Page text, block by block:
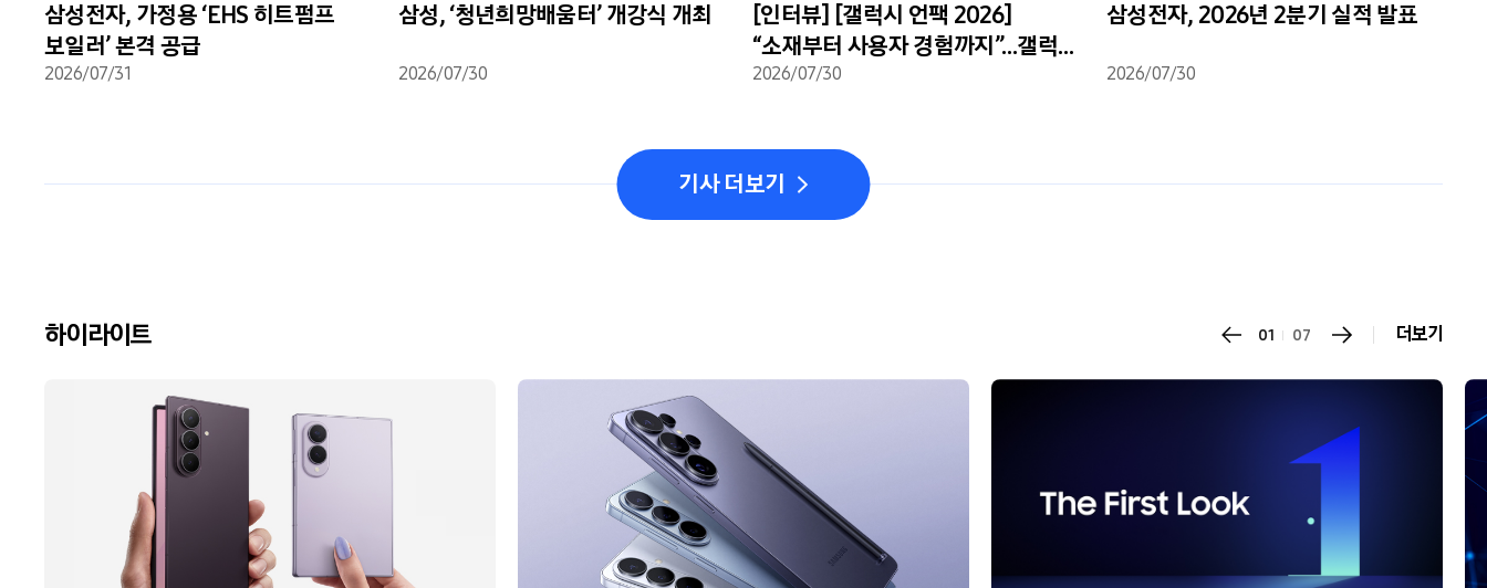
삼성전자, 가정용 ‘EHS 히트펌프
보일러’ 본격 공급
2026/07/31
삼성, ‘청년희망배움터’ 개강식 개최
2026/07/30
[인터뷰] [갤럭시 언팩 2026]
“소재부터 사용자 경험까지”…갤럭시
Z 시리즈 하드웨어 혁신 비하인드
2026/07/30
삼성전자, 2026년 2분기 실적 발표
2026/07/30
기사 더보기
하이라이트 01 07 더보기